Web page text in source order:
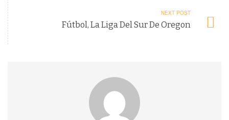
NEXT POST
Fútbol, La Liga Del Sur De Oregon